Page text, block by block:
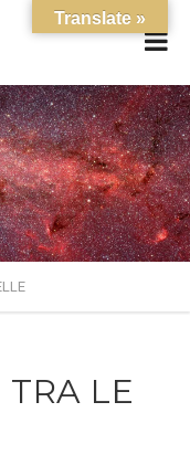
LE
Translate »